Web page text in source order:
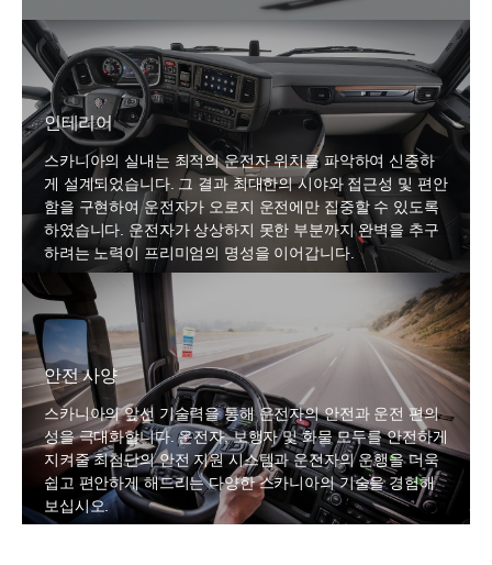
인테리어
스카니아의 실내는 최적의 운전자 위치를 파악하여 신중하
게 설계되었습니다. 그 결과 최대한의 시야와 접근성 및 편안
함을 구현하여 운전자가 오로지 운전에만 집중할 수 있도록
하였습니다. 운전자가 상상하지 못한 부분까지 완벽을 추구
하려는 노력이 프리미엄의 명성을 이어갑니다.
안전 사양
스카니아의 앞선 기술력을 통해 운전자의 안전과 운전 편의
성을 극대화합니다. 운전자, 보행자 및 화물 모두를 안전하게
지켜줄 최첨단의 안전 지원 시스템과 운전자의 운행을 더욱
쉽고 편안하게 해드리는 다양한 스카니아의 기술을 경험해
보십시오.